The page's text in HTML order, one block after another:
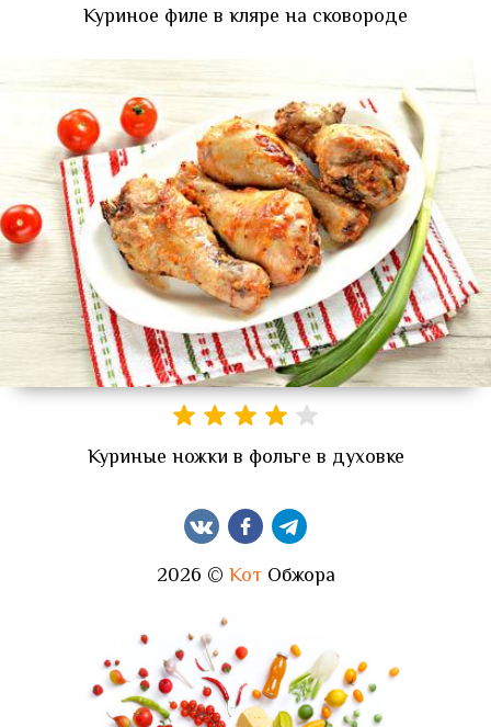
Куриное филе в кляре на сковороде
Куриные ножки в фольге в духовке
2026 © КотОбжора